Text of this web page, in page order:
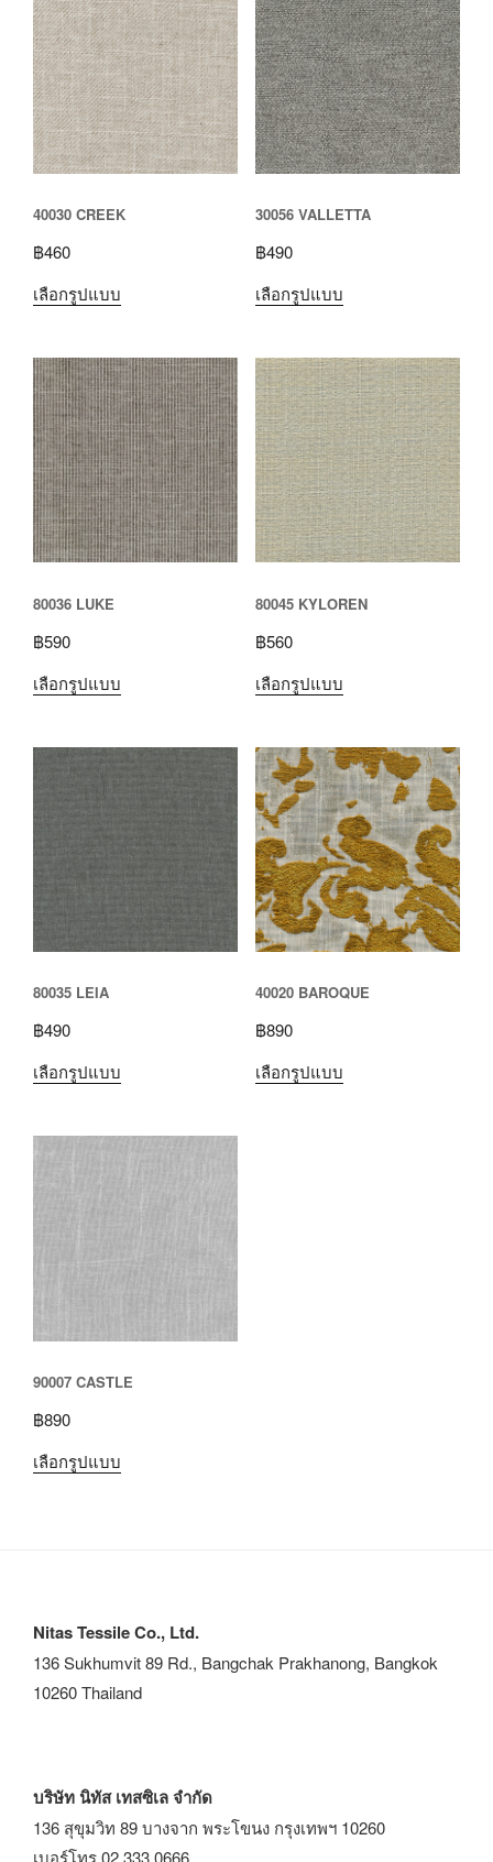
40030 CREEK
฿460
เลือกรูปแบบ
30056 VALLETTA
฿490
เลือกรูปแบบ
80036 LUKE
฿590
เลือกรูปแบบ
80045 KYLOREN
฿560
เลือกรูปแบบ
80035 LEIA
฿490
เลือกรูปแบบ
40020 BAROQUE
฿890
เลือกรูปแบบ
90007 CASTLE
฿890
เลือกรูปแบบ
Nitas Tessile Co., Ltd.
136 Sukhumvit 89 Rd., Bangchak Prakhanong, Bangkok
10260 Thailand
บริษัท นิทัส เทสซิเล จำกัด
136 สุขุมวิท 89 บางจาก พระโขนง กรุงเทพฯ 10260
เบอร์โทร 02 333 0666